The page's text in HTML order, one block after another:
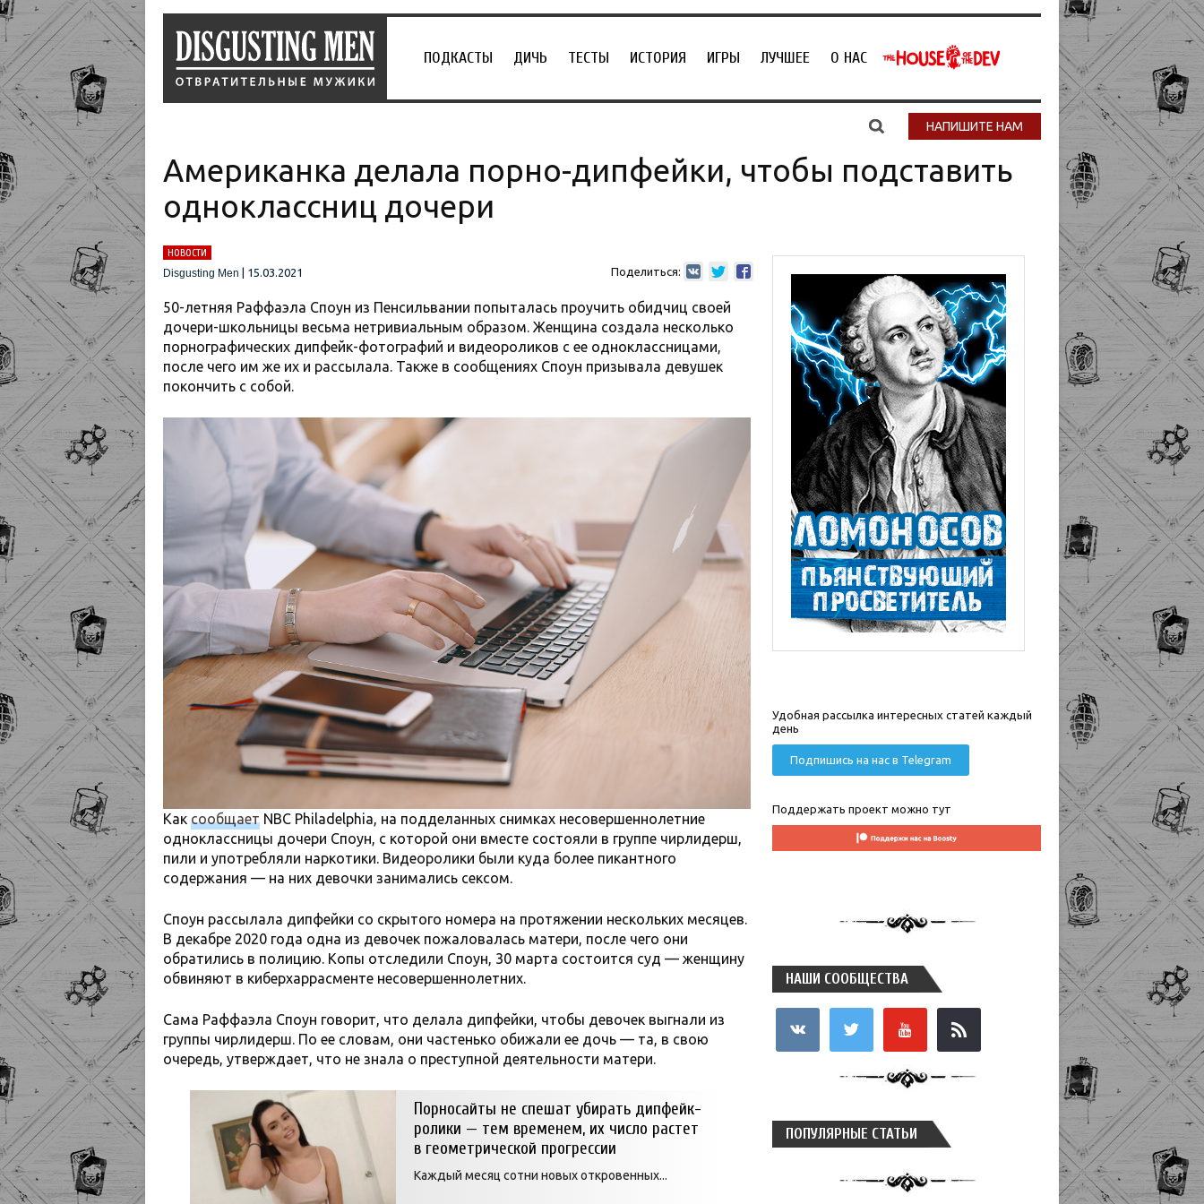
ПОДКАСТЫ ДИЧЬ ТЕСТЫ ИСТОРИЯ ИГРЫ ЛУЧШЕЕ О НАС
НАПИШИТЕ НАМ
Американка делала порно-дипфейки, чтобы подставить
одноклассниц дочери
НОВОСТИ
Disgusting Men
15.03.2021 Поделиться:
50-летняя Раффаэла Споун из Пенсильвании попыталась проучить обидчиц своей
дочери-школьницы весьма нетривиальным образом. Женщина создала несколько
порнографических дипфейк-фотографий и видеороликов с ее одноклассницами,
после чего им же их и рассылала. Также в сообщениях Споун призывала девушек
покончить с собой.
Как сообщает NBC Philadelphia, на подделанных снимках несовершеннолетние
одноклассницы дочери Споун, с которой они вместе состояли в группе чирлидерш,
пили и употребляли наркотики. Видеоролики были куда более пикантного
содержания — на них девочки занимались сексом.
Споун рассылала дипфейки со скрытого номера на протяжении нескольких месяцев.
В декабре 2020 года одна из девочек пожаловалась матери, после чего они
обратились в полицию. Копы отследили Споун, 30 марта состоится суд — женщину
обвиняют в киберхаррасменте несовершеннолетних.
Сама Раффаэла Споун говорит, что делала дипфейки, чтобы девочек выгнали из
группы чирлидерш. По ее словам, они частенько обижали ее дочь — та, в свою
очередь, утверждает, что не знала о преступной деятельности матери.
Порносайты не спешат убирать дипфейк-
ролики — тем временем, их число растет
в геометрической прогрессии
Каждый месяц сотни новых откровенных...
Удобная рассылка интересных статей каждый
день
Подпишись на нас в Telegram
Поддержать проект можно тут
НАШИ СООБЩЕСТВА
ПОПУЛЯРНЫЕ СТАТЬИ